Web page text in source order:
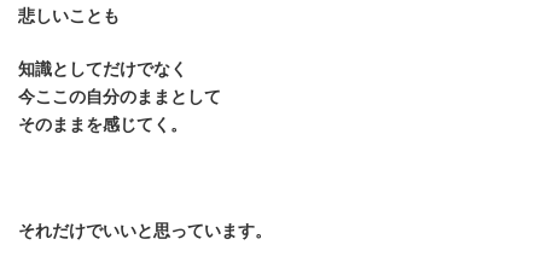
悲しいことも
知識としてだけでなく
今ここの自分のままとして
そのままを感じてく。
それだけでいいと思っています。